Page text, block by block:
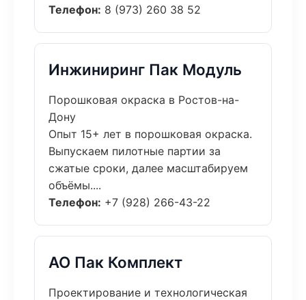
Телефон: 8 (973) 260 38 52
Инжиниринг Пак Модуль
Порошковая окраска в Ростов-на-
Дону
Опыт 15+ лет в порошковая окраска.
Выпускаем пилотные партии за
сжатые сроки, далее масштабируем
объёмы....
Телефон: +7 (928) 266-43-22
АО Пак Комплект
Проектирование и технологическая